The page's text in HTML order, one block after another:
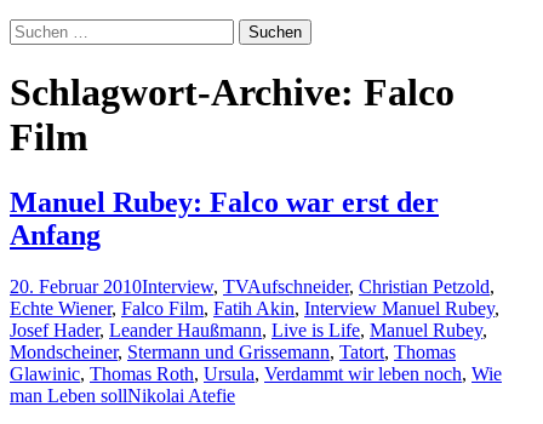
Suchen
nach:
Schlagwort-Archive: Falco
Film
Manuel Rubey: Falco war erst der
Anfang
20. Februar 2010Interview, TVAufschneider, Christian Petzold,
Echte Wiener, Falco Film, Fatih Akin, Interview Manuel Rubey,
Josef Hader, Leander Haußmann, Live is Life, Manuel Rubey,
Mondscheiner, Stermann und Grissemann, Tatort, Thomas
Glawinic, Thomas Roth, Ursula, Verdammt wir leben noch, Wie
man Leben sollNikolai Atefie